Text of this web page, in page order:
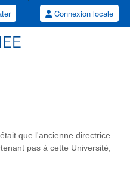
Connexion locale
que l'ancienne directrice
pas à cette Université,